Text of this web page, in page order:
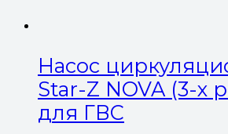
Насос
Star-Z NOVA (3-х
для ГВС